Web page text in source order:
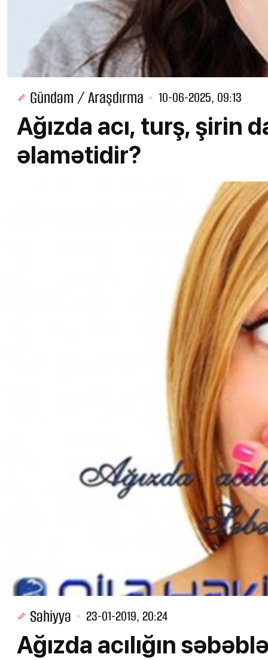
Gündəm / Araşdırma 10-06-2025, 09:13
Ağızda acı, turş, şirin
əlamətidir?
Səhiyyə 23-01-2019, 20:24
Ağızda acılığın